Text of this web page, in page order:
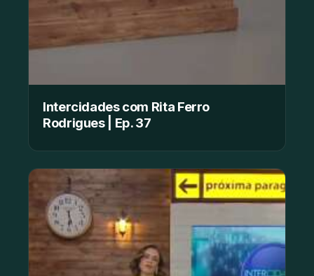
Intercidades com Rita Ferro
Rodrigues | Ep. 37